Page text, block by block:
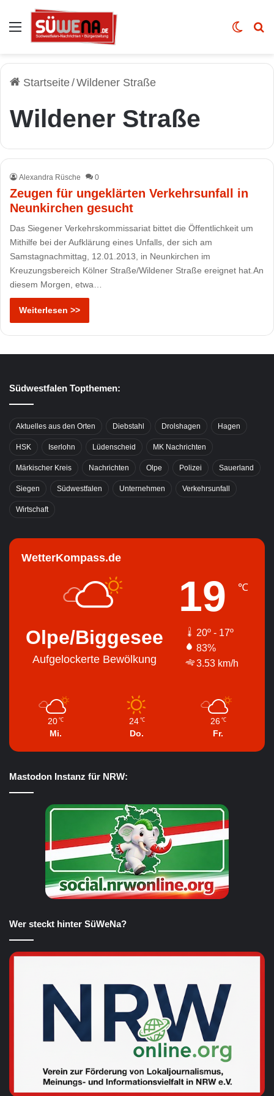
Auswahl Skin
Startseite/Wildener Straße
Wildener Straße
Alexandra Rüsche 0
Zeugen für ungeklärten Verkehrsunfall in
Neunkirchen gesucht
Das Siegener Verkehrskommissariat bittet die Öffentlichkeit um
Mithilfe bei der Aufklärung eines Unfalls, der sich am
Samstagnachmittag, 12.01.2013, in Neunkirchen im
Kreuzungsbereich Kölner Straße/Wildener Straße ereignet hat.An
diesem Morgen, etwa…
Weiterlesen >>
Südwestfalen Topthemen:
Aktuelles aus den Orten Diebstahl Drolshagen Hagen
HSK Iserlohn Lüdenscheid MK Nachrichten
Märkischer Kreis Nachrichten Olpe Polizei Sauerland
Siegen Südwestfalen Unternehmen Verkehrsunfall
Wirtschaft
WetterKompass.de
Olpe/Biggesee
Aufgelockerte Bewölkung
19 ℃
20º - 17º
83%
3.53 km/h
20 ℃
Mi.
24 ℃
Do.
26 ℃
Fr.
Mastodon Instanz für NRW:
Wer steckt hinter SüWeNa?